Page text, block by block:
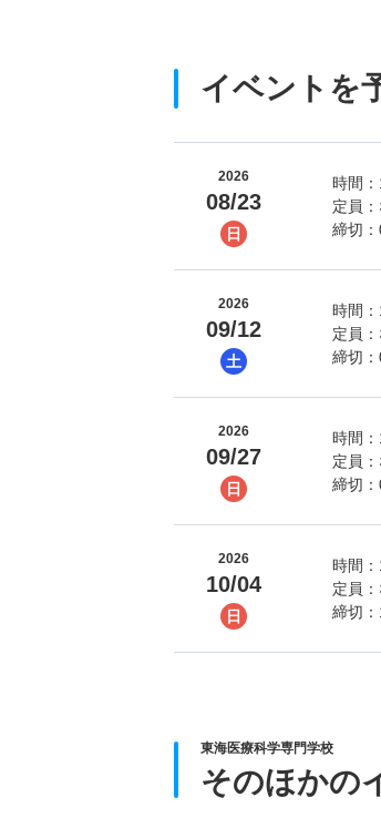
イベントを
2026
08/23
日
時間
定員
締切
2026
09/12
土
時間
定員
締切
2026
09/27
日
時間
定員
締切
2026
10/04
日
時間
定員
締切
東海医療科学専門学校
そのほかの